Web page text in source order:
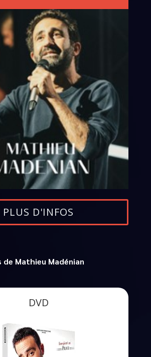
PLUS D'INFOS
de Mathieu Madénian
DVD